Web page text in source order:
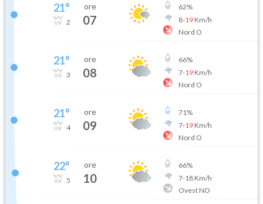
21°
2
ore
07
62%
8-19Km/h
Nord O
21°
3
ore
08
66%
7-19Km/h
Nord O
21°
4
ore
09
71%
7-19Km/h
Nord O
22°
5
ore
10
66%
7-18Km/h
Ovest NO